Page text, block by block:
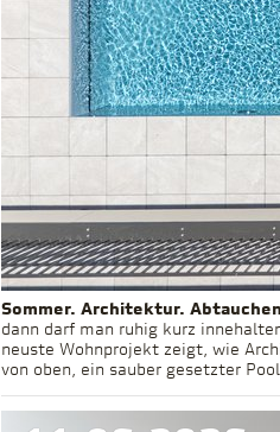
Sommer. Architektur.
dann darf man ruhig kurz
neuste Wohnprojekt zeigt, wie
von oben, ein sauber gesetzter
11.06.2026